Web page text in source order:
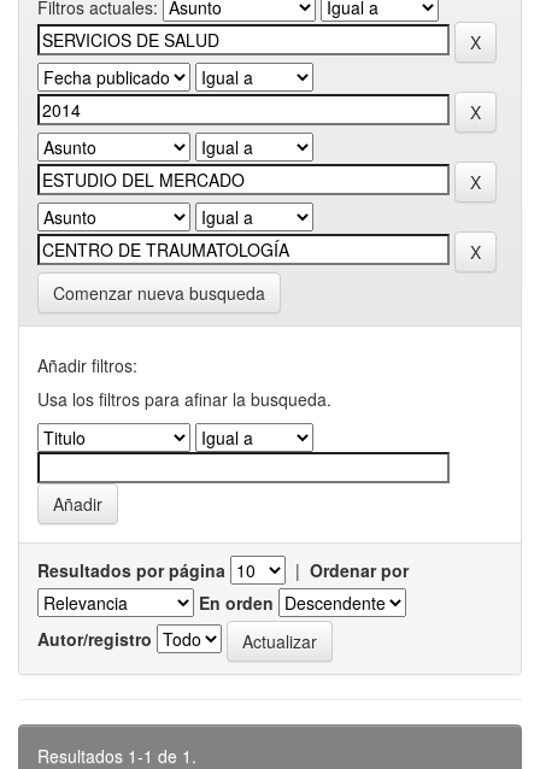
Filtros actuales:
Comenzar nueva busqueda
Añadir filtros:
Usa los filtros para afinar la busqueda.
Resultados por página | Ordenar por
En orden
Autor/registro
Resultados 1-1 de 1.